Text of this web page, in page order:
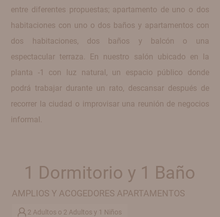
entre diferentes propuestas; apartamento de uno o dos
habitaciones con uno o dos baños y apartamentos con
dos habitaciones, dos baños y balcón o una
espectacular terraza. En nuestro salón ubicado en la
planta -1 con luz natural, un espacio público donde
podrá trabajar durante un rato, descansar después de
recorrer la ciudad o improvisar una reunión de negocios
informal.
1 Dormitorio y 1 Baño
AMPLIOS Y ACOGEDORES APARTAMENTOS
2 Adultos o 2 Adultos y 1 Niños